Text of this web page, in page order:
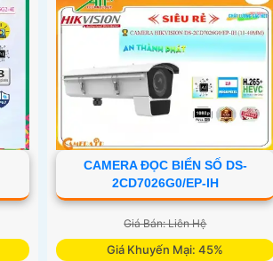
CAMERA ĐỌC BIỂN SỐ DS-
2CD7026G0/EP-IH
Giá Bán: Liên Hệ
Giá Khuyến Mại: 45%